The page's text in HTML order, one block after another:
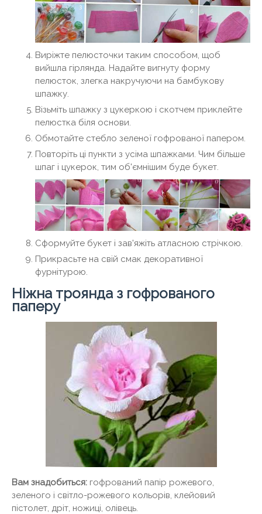
Виріжте пелюсточки таким способом, щоб
вийшла гірлянда. Надайте вигнуту форму
пелюсток, злегка накручуючи на бамбукову
шпажку.
Візьміть шпажку з цукеркою і скотчем приклейте
пелюстка біля основи.
Обмотайте стебло зеленої гофрованої папером.
Повторіть ці пункти з усіма шпажками. Чим більше
шпаг і цукерок, тим об'ємнішим буде букет.
Сформуйте букет і зав'яжіть атласною стрічкою.
Прикрасьте на свій смак декоративної
фурнітурою.
Ніжна троянда з гофрованого
паперу
Вам знадобиться: гофрований папір рожевого,
зеленого і світло-рожевого кольорів, клейовий
пістолет, дріт, ножиці, олівець.